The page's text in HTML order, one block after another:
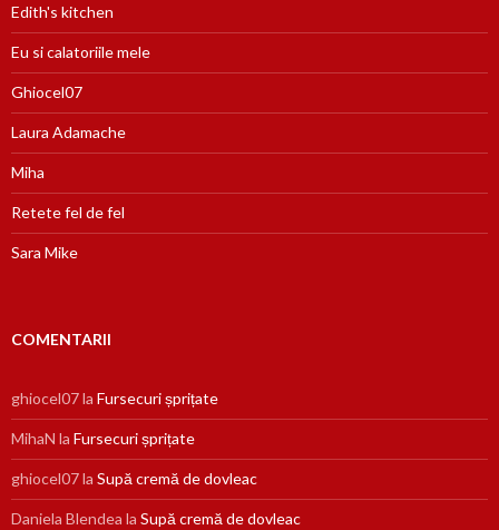
Edith's kitchen
Eu si calatoriile mele
Ghiocel07
Laura Adamache
Miha
Retete fel de fel
Sara Mike
COMENTARII
ghiocel07la Fursecuri șprițate
MihaN la Fursecuri șprițate
ghiocel07la Supă cremă de dovleac
Daniela Blendea la Supă cremă de dovleac